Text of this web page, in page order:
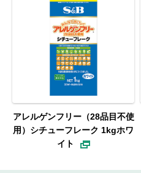
アレルゲンフリー（28品目不使
用）シチューフレーク 1kgホワ
イト